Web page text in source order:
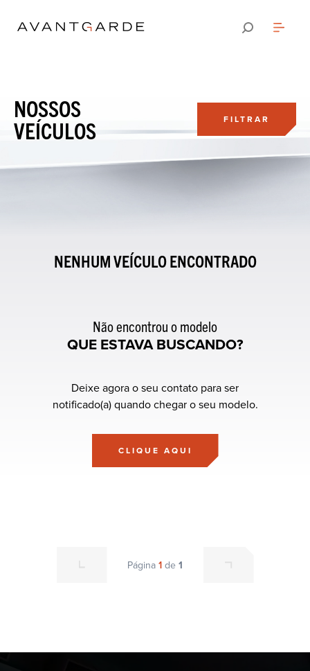
NOSSOS
VEÍCULOS
FILTRAR
NENHUM VEÍCULO ENCONTRADO
Não encontrou o modelo
QUE ESTAVA BUSCANDO?
Deixe agora o seu contato para ser
notificado(a) quando chegar o seu modelo.
CLIQUE AQUI
Página1de 1